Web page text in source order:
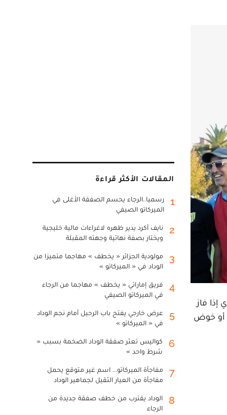
إذا فاز
أو خوض
المقالات الأكثر قراءة
1
رسميا..الرجاء يحسم الصفقة الأغلى في
الميركاتو الصيفي
2
نايف أكرد يدير ظهره لاغراءات مالية خليجية
ويختار بصفة نهائية وجهته المقبلة
3
مولودية الجزائر « يخطف » مهاجما متميزا من
الوداد في « الميركاتو »
4
فريق إماراتي « يخطف » مهاجما من الرجاء
في الميركاتو الصيفي
5
عرض خارجي يفتح باب الرحيل أمام نجم الوداد
في « الميركاتو »
6
كواليس تعثر صفقة الوداد الضخمة بسبب «
شرط واحد »
7
مفاجأة الميركاتو... اسم غير متوقع يحمل
مفاجأة من العيار الثقيل لجماهير الوداد
8
الوداد يقترب من خطف صفقة جديدة من
الرجاء